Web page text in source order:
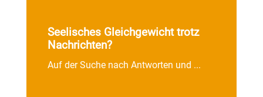
Seelisches Gleichgewicht trotz
Nachrichten?
Auf der Suche nach Antworten und ...